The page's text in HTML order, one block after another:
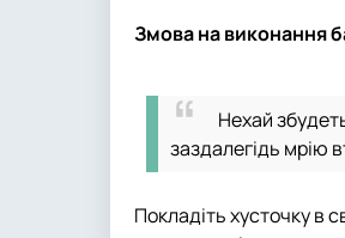
Змова на виконання
Нехай
заздалегідь мрію
Покладіть хусточку в